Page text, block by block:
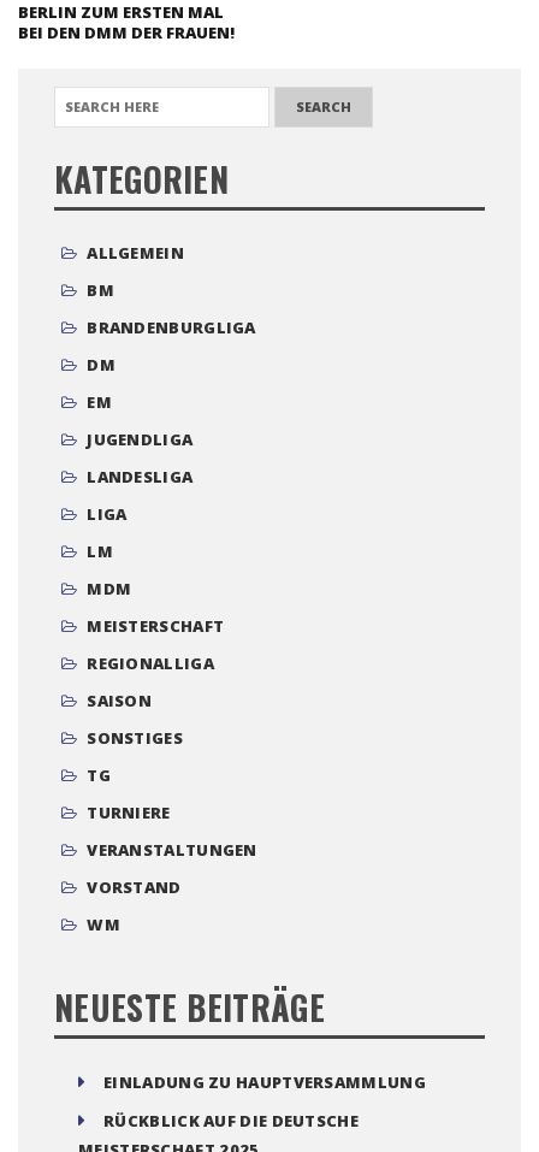
BERLIN ZUM ERSTEN MAL
BEI DEN DMM DER FRAUEN!
KATEGORIEN
ALLGEMEIN
BM
BRANDENBURGLIGA
DM
EM
JUGENDLIGA
LANDESLIGA
LIGA
LM
MDM
MEISTERSCHAFT
REGIONALLIGA
SAISON
SONSTIGES
TG
TURNIERE
VERANSTALTUNGEN
VORSTAND
WM
NEUESTE BEITRÄGE
EINLADUNG ZU HAUPTVERSAMMLUNG
RÜCKBLICK AUF DIE DEUTSCHE